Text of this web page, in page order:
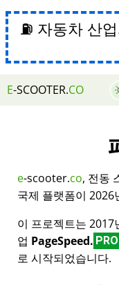
⛽ 자동차 산
E-SCOOTER.CO
e-scooter.co, 전동
국제 플랫폼이 2026
이 프로젝트는 2017
업 PageSpeed. PRO
로 시작되었습니다.